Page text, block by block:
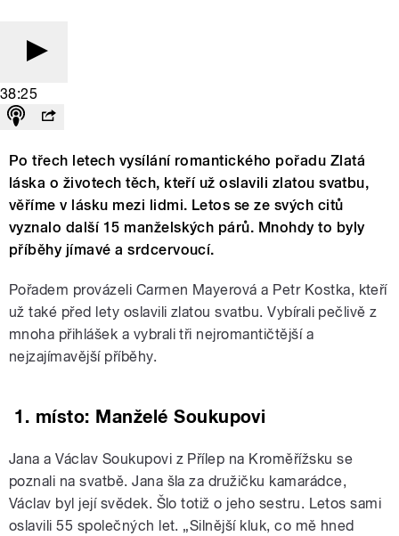
38:25
Po třech letech vysílání romantického pořadu Zlatá
láska o životech těch, kteří už oslavili zlatou svatbu,
věříme v lásku mezi lidmi. Letos se ze svých citů
vyznalo další 15 manželských párů. Mnohdy to byly
příběhy jímavé a srdcervoucí.
Pořadem provázeli Carmen Mayerová a Petr Kostka, kteří
už také před lety oslavili zlatou svatbu. Vybírali pečlivě z
mnoha přihlášek a vybrali tři nejromantičtější a
nejzajímavější příběhy.
1. místo: Manželé Soukupovi
Jana a Václav Soukupovi z Přílep na Kroměřížsku se
poznali na svatbě. Jana šla za družičku kamarádce,
Václav byl její svědek. Šlo totiž o jeho sestru. Letos sami
oslavili 55 společných let. „Silnější kluk, co mě hned